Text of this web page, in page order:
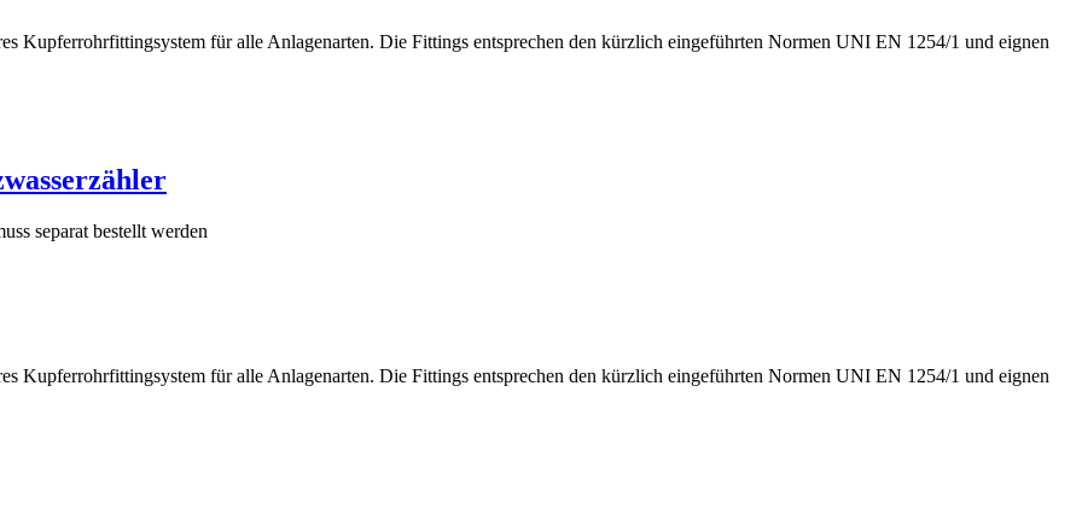
Kupferrohrfittingsystem für alle Anlagenarten. Die Fittings entsprechen den kürzlich eingeführten Normen UNI EN 1254/1 und eignen
separat bestellt werden
Kupferrohrfittingsystem für alle Anlagenarten. Die Fittings entsprechen den kürzlich eingeführten Normen UNI EN 1254/1 und eignen